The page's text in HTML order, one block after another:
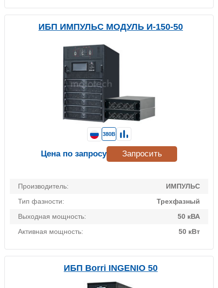
ИБП ИМПУЛЬС МОДУЛЬ И-150-50
Производитель:
ИМПУЛЬС
Тип фазности:
Трехфазный
Выходная мощность:
50 кВА
Активная мощность:
50 кВт
380В
Цена по запросу Запросить
ИБП Borri INGENIO 50